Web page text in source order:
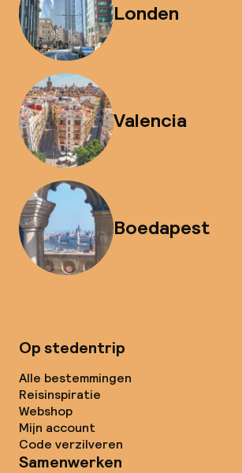
Londen
Valencia
Boedapest
Op stedentrip
Alle bestemmingen
Reisinspiratie
Webshop
Mijn account
Code verzilveren
Samenwerken